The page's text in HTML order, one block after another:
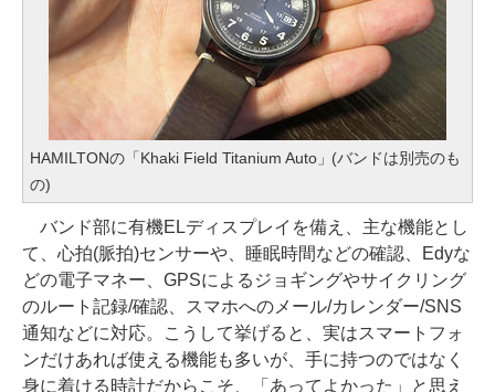
HAMILTONの「Khaki Field Titanium Auto」(バンドは別売のも
の)
バンド部に有機ELディスプレイを備え、主な機能とし
て、心拍(脈拍)センサーや、睡眠時間などの確認、Edyな
どの電子マネー、GPSによるジョギングやサイクリング
のルート記録/確認、スマホへのメール/カレンダー/SNS
通知などに対応。こうして挙げると、実はスマートフォ
ンだけあれば使える機能も多いが、手に持つのではなく
身に着ける時計だからこそ、「あってよかった」と思え